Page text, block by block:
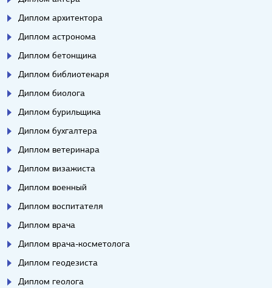
Диплом архитектора
Диплом астронома
Диплом бетонщика
Диплом библиотекаря
Диплом биолога
Диплом бурильщика
Диплом бухгалтера
Диплом ветеринара
Диплом визажиста
Диплом военный
Диплом воспитателя
Диплом врача
Диплом врача-косметолога
Диплом геодезиста
Диплом геолога